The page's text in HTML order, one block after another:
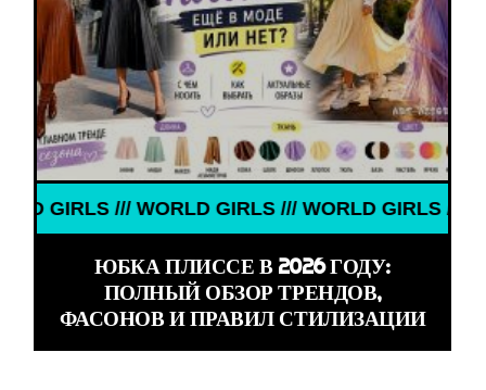
/// WORLD GIRLS /// WORLD GIRLS /// WORLD
ЮБКА ПЛИССЕ В 2026 ГОДУ:
ПОЛНЫЙ ОБЗОР ТРЕНДОВ,
ФАСОНОВ И ПРАВИЛ СТИЛИЗАЦИИ